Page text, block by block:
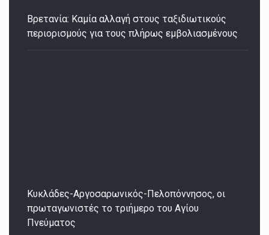
Βρετανία: Καμία αλλαγή στους ταξιδιωτικούς
περιορισμούς για τους πλήρως εμβολιασμένους
Κυκλάδες-Αργοσαρωνικός-Πελοπόννησος, οι
πρωταγωνιστές το τριήμερο του Αγίου
Πνεύματος